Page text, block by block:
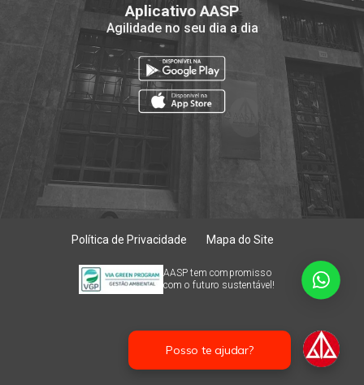
Aplicativo AASP
Agilidade no seu dia a dia
Política de Privacidade Mapa do Site
AASP tem compromisso
com o futuro sustentável!